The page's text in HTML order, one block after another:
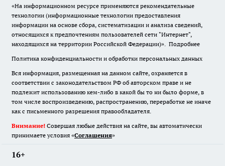
«На информационном ресурсе применяются рекомендательные
технологии (информационные технологии предоставления
информации на основе сбора, систематизации и анализа сведений,
относящихся к предпочтениям пользователей сети "Интернет",
находящихся на территории Российской Федерации)». Подробнее
Политика конфиденциальности и обработки персональных данных
Вся информация, размещенная на данном сайте, охраняется в
соответствии с законодательством РФ об авторском праве и не
подлежит использованию кем-либо в какой бы то ни было форме, в
том числе воспроизведению, распространению, переработке не иначе
как с письменного разрешения правообладателя.
Внимание! Совершая любые действия на сайте, вы автоматически
принимаете условия «Cоглашения»
16+